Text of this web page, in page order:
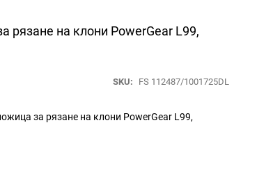
рязане на клони PowerGear L99,
SKU FS 112487/1001725DL
за рязане на клони PowerGear L99,